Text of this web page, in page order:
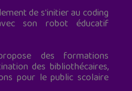
de s'initier au coding
son robot éducatif
des formations
des bibliothécaires,
pour le public scolaire